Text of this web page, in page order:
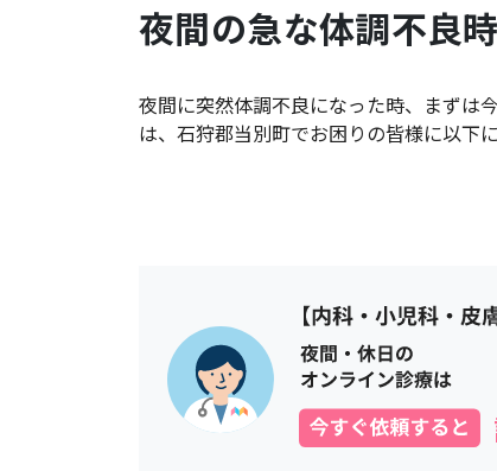
夜間の急な体調不良
夜間に突然体調不良になった時、まずは
は、 石狩郡当別町でお困りの皆様に以下